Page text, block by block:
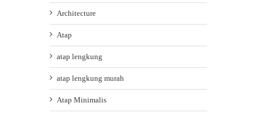
Architecture
Atap
atap lengkung
atap lengkung murah
Atap Minimalis